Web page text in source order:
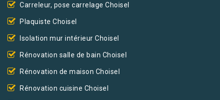
Carreleur, pose carrelage Choisel
Plaquiste Choisel
Isolation mur intérieur Choisel
Rénovation salle de bain Choisel
Rénovation de maison Choisel
Rénovation cuisine Choisel